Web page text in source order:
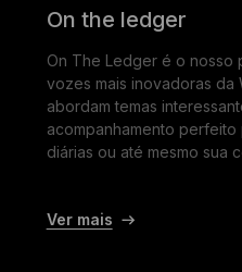
On the ledger
On The Ledger é o nosso
vozes mais inovadoras da
abordam temas
acompanhamento perfeito
diárias ou até mesmo sua
Ver mais